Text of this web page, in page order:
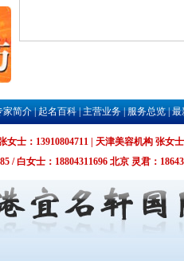
家简介|起名百科|主营业务|服务总览|最
女士：13910804711 | 天津美容机构 张女
/ 白女士：18804311696 北京 灵君：